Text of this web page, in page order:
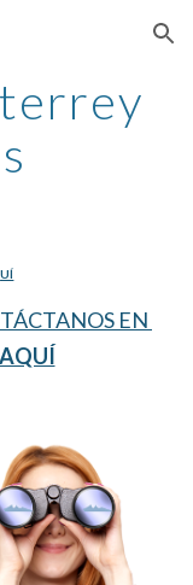
Skip to navigation
EN